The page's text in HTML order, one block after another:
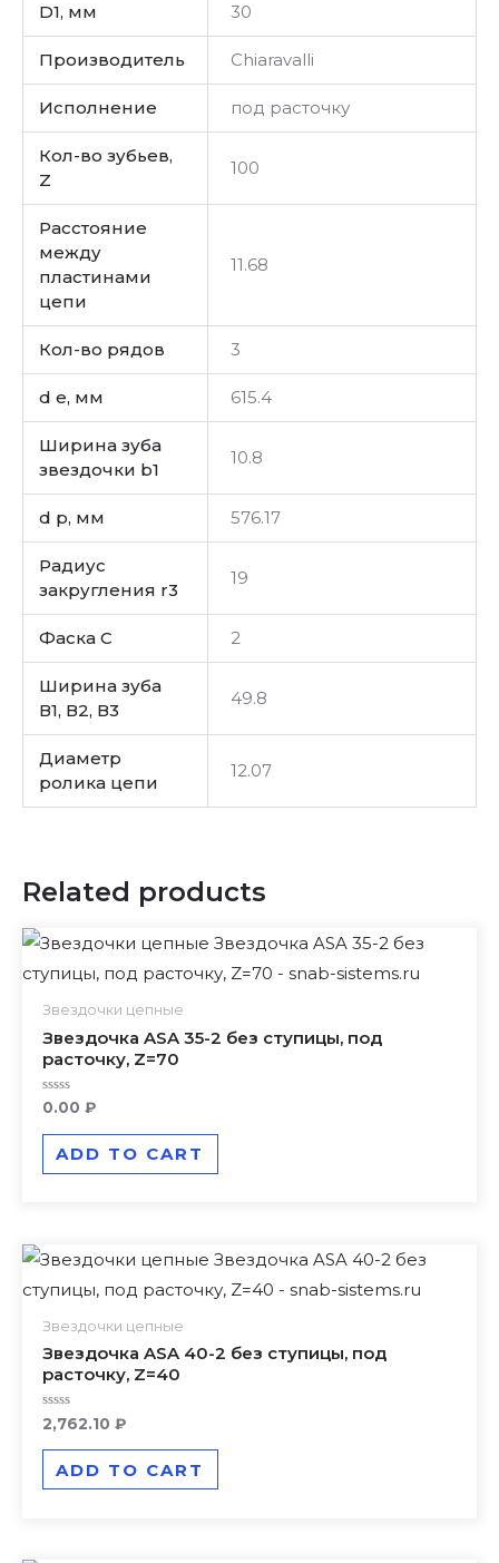
D1, мм 30
Производитель Chiaravalli
Исполнение под расточку
Кол-во зубьев,
Z
100
Расстояние
между
пластинами
цепи
11.68
Кол-во рядов 3
d e, мм 615.4
Ширина зуба
звездочки b1
10.8
d p, мм 576.17
Радиус
закругления r3
19
Фаска C 2
Ширина зуба
В1, В2, В3
49.8
Диаметр
ролика цепи
12.07
Related products
Звездочки цепные
Звездочка ASA 35-2 без ступицы, под
расточку, Z=70
Rated
out
0.00 ₽
ADD TO CART
Звездочки цепные
Звездочка ASA 40-2 без ступицы, под
расточку, Z=40
Rated
0
out
2,762.10 ₽
ADD TO CART